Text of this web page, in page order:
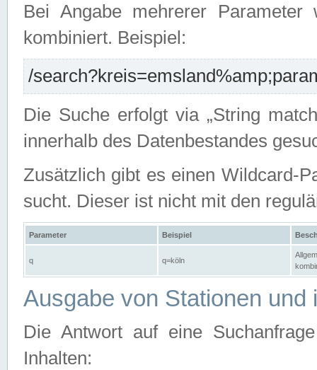
Bei Angabe mehrerer Parameter
kombiniert. Beispiel:
/
Die Suche erfolgt via „String
innerhalb des Datenbestandes
Zusätzlich gibt es einen Wildcard-
sucht. Dieser ist nicht mit den
Parameter Beispiel
q q=köln
Ausgabe von Stationen und
Die Antwort auf eine
Inhalten: